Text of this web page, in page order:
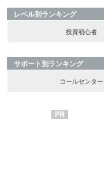
レベル別ランキング
投資初心者
サポート別ランキング
コールセンター
PR